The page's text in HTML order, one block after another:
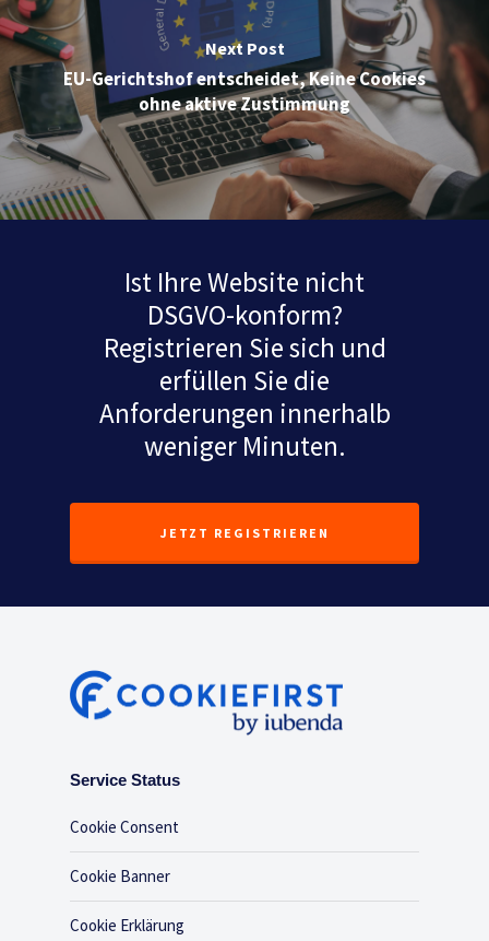
Next Post
EU-Gerichtshof entscheidet, Keine Cookies
ohne aktive Zustimmung
Ist Ihre Website nicht
DSGVO-konform?
Registrieren Sie sich und
erfüllen Sie die
Anforderungen innerhalb
weniger Minuten.
JETZT REGISTRIEREN
Service Status
Cookie Consent
Cookie Banner
Cookie Erklärung